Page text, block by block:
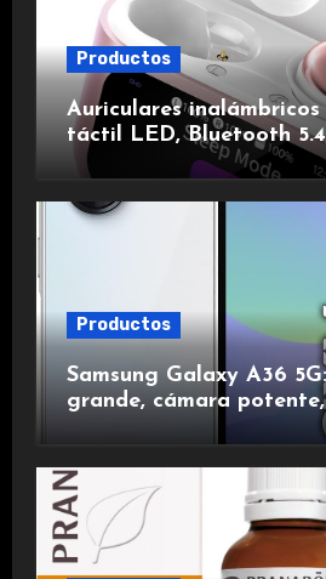
Productos
Auriculares
táctil LED, Bluetooth
de ruido, impermeables
duración.
Productos
Samsung Galaxy A36
grande, cámara
duradera y carga
experiencia premium.